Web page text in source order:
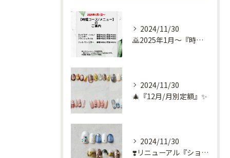
2024/11/30
🙇2025年1月～『時短コース』のお知らせ🙇
2024/11/30
🎄『12月/月別定額』✨
2024/11/30
❣️リニューアル『ショートネイル定額』❣️